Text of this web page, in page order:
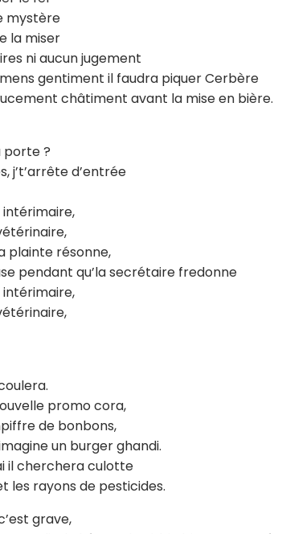
mystère
la miser
ni aucun jugement
gentiment il faudra piquer Cerbère
châtiment avant la mise en bière.
porte ?
j’t’arrête d’entrée
plainte résonne,
pendant qu’la secrétaire fredonne
promo cora,
de bonbons,
un burger ghandi.
il cherchera culotte
les rayons de pesticides.
grave,